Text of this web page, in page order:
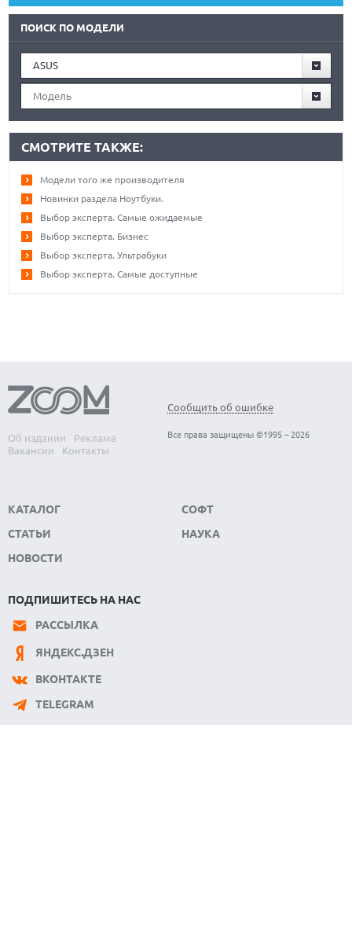
ПОИСК ПО МОДЕЛИ
ASUS
Модель
СМОТРИТЕ ТАКЖЕ:
Модели того же производителя
Новинки раздела Ноутбуки.
Выбор эксперта. Самые ожидаемые
Выбор эксперта. Бизнес
Выбор эксперта. Ультрабуки
Выбор эксперта. Самые доступные
Об издании
Реклама
Вакансии
Контакты
Сообщить об ошибке
Все права защищены ©1995 – 2026
КАТАЛОГ
СТАТЬИ
НОВОСТИ
СОФТ
НАУКА
ПОДПИШИТЕСЬ НА НАС
РАССЫЛКА
ЯНДЕКС.ДЗЕН
ВКОНТАКТЕ
TELEGRAM